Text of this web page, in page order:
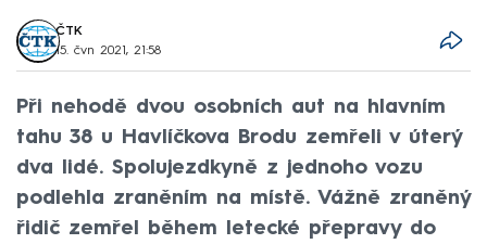
ČTK
15. čvn 2021, 21:58
Při nehodě dvou osobních aut na hlavním
tahu 38 u Havlíčkova Brodu zemřeli v úterý
dva lidé. Spolujezdkyně z jednoho vozu
podlehla zraněním na místě. Vážně zraněný
řidič zemřel během letecké přepravy do